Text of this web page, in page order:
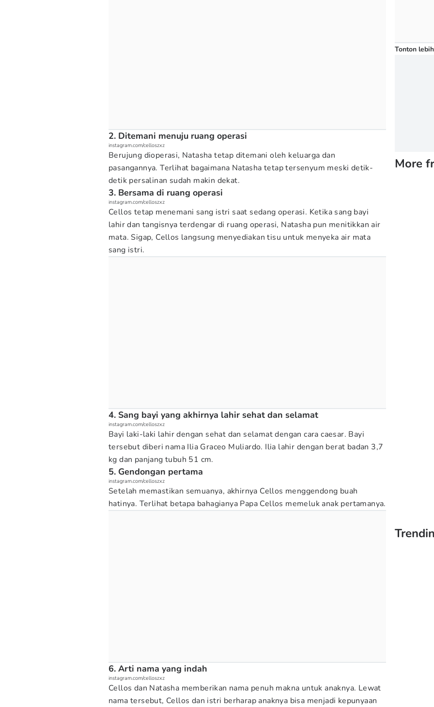
2. Ditemani menuju ruang operasi
instagram.com/celloszxz
Berujung dioperasi, Natasha tetap ditemani oleh keluarga dan
pasangannya. Terlihat bagaimana Natasha tetap tersenyum meski detik-
detik persalinan sudah makin dekat.
3. Bersama di ruang operasi
instagram.com/celloszxz
Cellos tetap menemani sang istri saat sedang operasi. Ketika sang bayi
lahir dan tangisnya terdengar di ruang operasi, Natasha pun menitikkan air
mata. Sigap, Cellos langsung menyediakan tisu untuk menyeka air mata
sang istri.
4. Sang bayi yang akhirnya lahir sehat dan selamat
instagram.com/celloszxz
Bayi laki-laki lahir dengan sehat dan selamat dengan cara caesar. Bayi
tersebut diberi nama Ilia Graceo Muliardo. Ilia lahir dengan berat badan 3,7
kg dan panjang tubuh 51 cm.
5. Gendongan pertama
instagram.com/celloszxz
Setelah memastikan semuanya, akhirnya Cellos menggendong buah
hatinya. Terlihat betapa bahagianya Papa Cellos memeluk anak pertamanya.
6. Arti nama yang indah
instagram.com/celloszxz
Cellos dan Natasha memberikan nama penuh makna untuk anaknya. Lewat
nama tersebut, Cellos dan istri berharap anaknya bisa menjadi kepunyaan
Tonton
More